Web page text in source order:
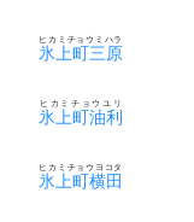
氷上町三原
ヒカミチョウミハラ
氷上町油利
ヒカミチョウユリ
氷上町横田
ヒカミチョウヨコタ